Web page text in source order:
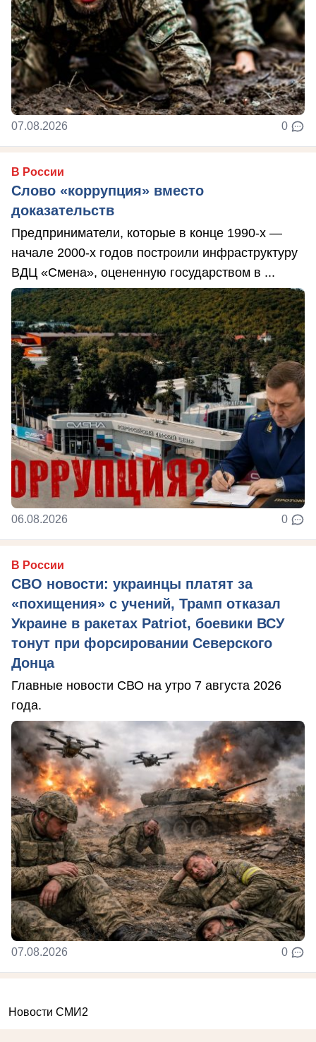
07.08.2026 0
В России
Слово «коррупция» вместо
доказательств
Предприниматели, которые в конце 1990-х —
начале 2000-х годов построили инфраструктуру
ВДЦ «Смена», оцененную государством в ...
06.08.2026 0
В России
СВО новости: украинцы платят за
«похищения» с учений, Трамп отказал
Украине в ракетах Patriot, боевики ВСУ
тонут при форсировании Северского
Донца
Главные новости СВО на утро 7 августа 2026
года.
07.08.2026 0
Новости СМИ2